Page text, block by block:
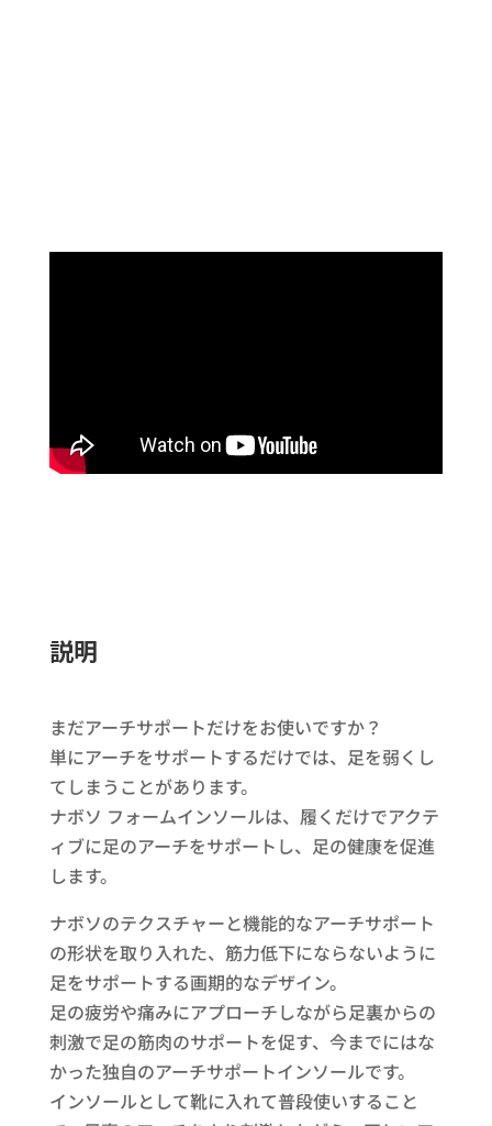
説明
まだアーチサポートだけをお使いですか？​
単にアーチをサポートするだけでは、足を弱くし
てしまうことがあります。​
ナボソ フォームインソールは、履くだけでアクテ
ィブに足のアーチをサポートし、足の健康を促進
します。​
ナボソのテクスチャーと機能的なアーチサポート
の形状を取り入れた、筋力低下にならないように
足をサポートする画期的なデザイン。​
足の疲労や痛みにアプローチしながら足裏からの
刺激で足の筋肉のサポートを促す、今までにはな
かった独自のアーチサポートインソールです。​
インソールとして靴に入れて普段使いすること